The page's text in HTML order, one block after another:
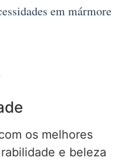
em mármore
os melhores
e beleza